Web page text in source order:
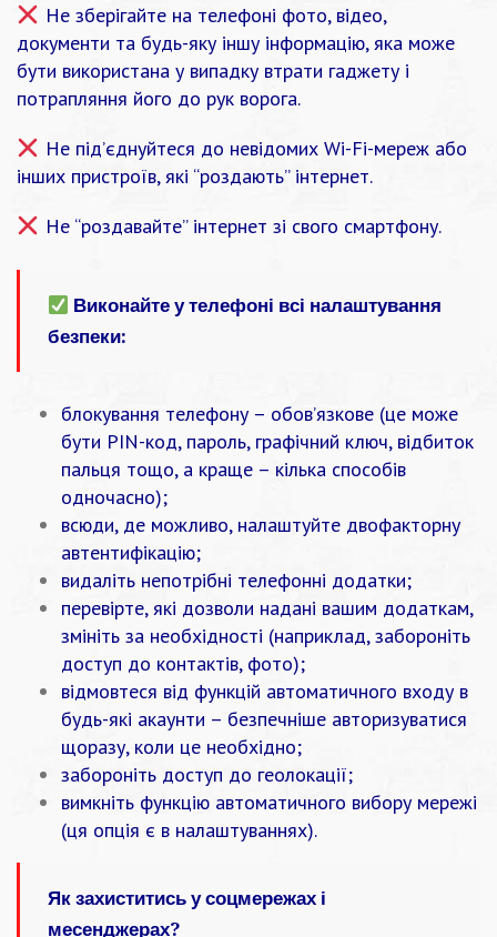
Не зберігайте на телефоні фото, відео,
документи та будь-яку іншу інформацію, яка може
бути використана у випадку втрати гаджету і
потрапляння його до рук ворога.
Не під’єднуйтеся до невідомих Wi-Fi-мереж або
інших пристроїв, які “роздають” інтернет.
Не “роздавайте” інтернет зі свого смартфону.
Виконайте у телефоні всі налаштування
безпеки:
блокування телефону – обов’язкове (це може
бути PIN-код, пароль, графічний ключ, відбиток
пальця тощо, а краще – кілька способів
одночасно);
всюди, де можливо, налаштуйте двофакторну
автентифікацію;
видаліть непотрібні телефонні додатки;
перевірте, які дозволи надані вашим додаткам,
змініть за необхідності (наприклад, забороніть
доступ до контактів, фото);
відмовтеся від функцій автоматичного входу в
будь-які акаунти – безпечніше авторизуватися
щоразу, коли це необхідно;
забороніть доступ до геолокації;
вимкніть функцію автоматичного вибору мережі
(ця опція є в налаштуваннях).
Як захиститись у соцмережах і
месенджерах?